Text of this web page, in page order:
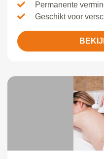
Permanente
Geschikt voor